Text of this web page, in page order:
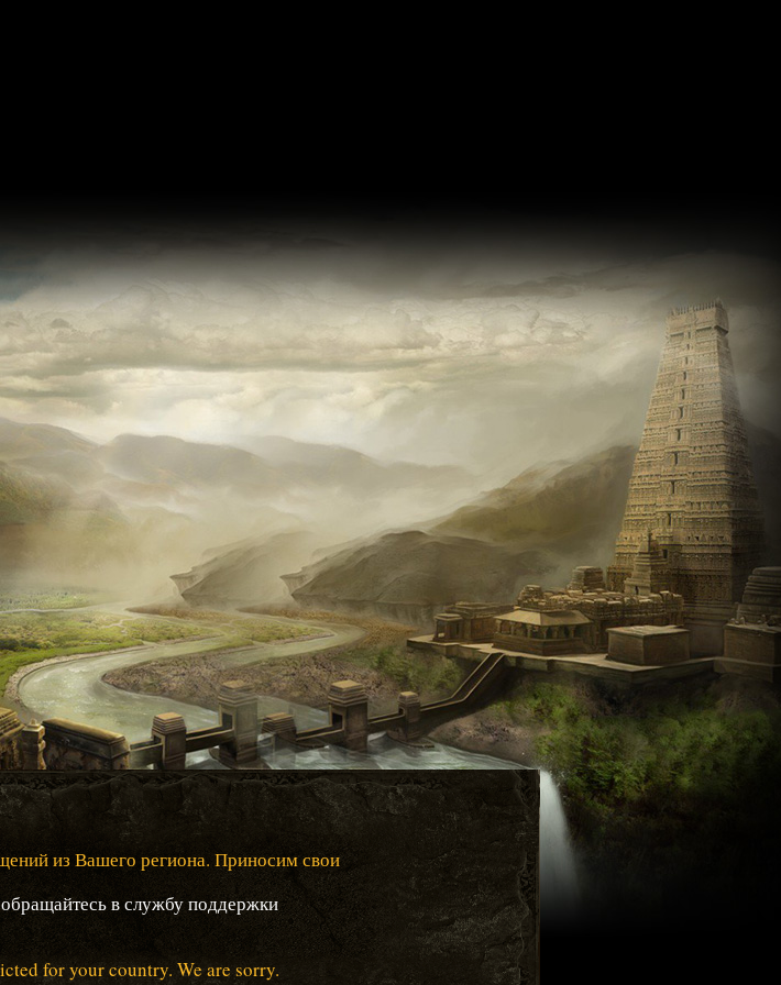
из Вашего региона. Приносим свои
в службу поддержки
for your country. We are sorry.